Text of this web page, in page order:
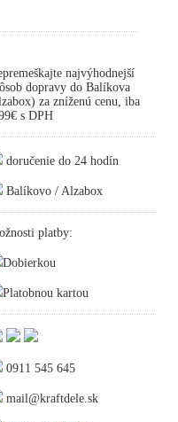
najvýhodnejší
dopravy do Balíkova
za zníženú cenu, iba
s DPH
doručenie do 24 hodín
Balíkovo / Alzabox
platby:
Dobierkou
Platobnou kartou
0911 545 645
mail@kraftdele.sk